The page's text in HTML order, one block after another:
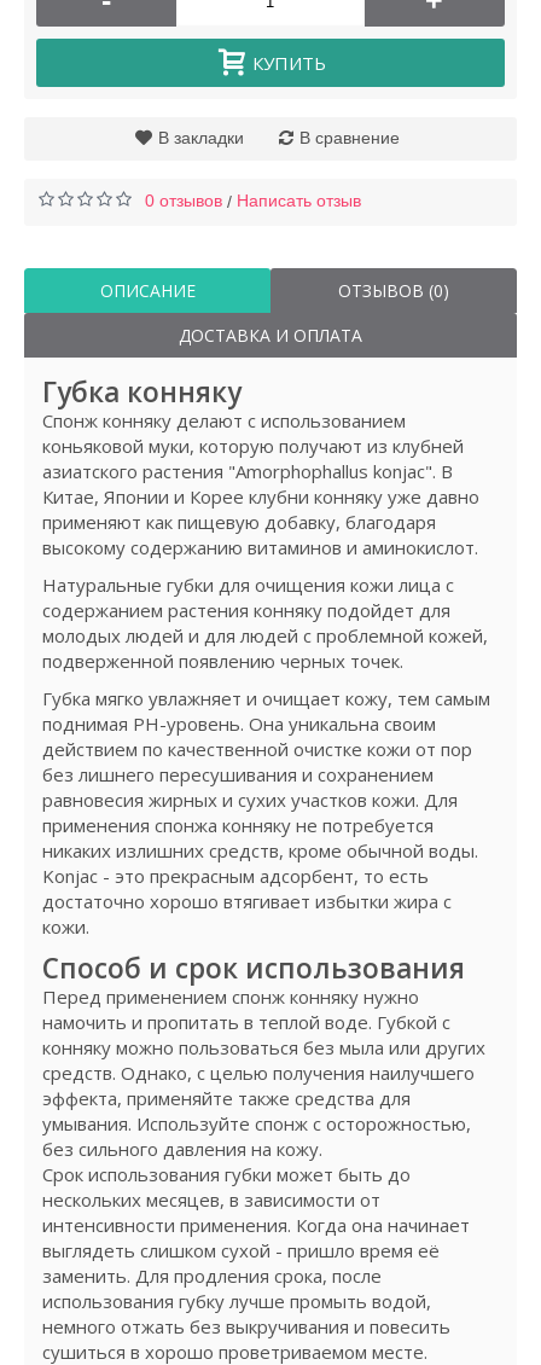
КУПИТЬ
В закладки В сравнение
0 отзывов / Написать отзыв
ОПИСАНИЕ
ОТЗЫВОВ (0)
ДОСТАВКА И ОПЛАТА
Губка конняку
Спонж конняку делают с использованием
коньяковой муки, которую получают из клубней
азиатского растения "Amorphophallus konjac". В
Китае, Японии и Корее клубни конняку уже давно
применяют как пищевую добавку, благодаря
высокому содержанию витаминов и аминокислот.
Натуральные губки для очищения кожи лица с
содержанием растения конняку подойдет для
молодых людей и для людей с проблемной кожей,
подверженной появлению черных точек.
Губка мягко увлажняет и очищает кожу, тем самым
поднимая PH-уровень. Она уникальна своим
действием по качественной очистке кожи от пор
без лишнего пересушивания и сохранением
равновесия жирных и сухих участков кожи. Для
применения спонжа конняку не потребуется
никаких излишних средств, кроме обычной воды.
Konjac - это прекрасным адсорбент, то есть
достаточно хорошо втягивает избытки жира с
кожи.
Способ и срок использования
Перед применением спонж конняку нужно
намочить и пропитать в теплой воде. Губкой с
конняку можно пользоваться без мыла или других
средств. Однако, с целью получения наилучшего
эффекта, применяйте также средства для
умывания. Используйте спонж с осторожностью,
без сильного давления на кожу.
Срок использования губки может быть до
нескольких месяцев, в зависимости от
интенсивности применения. Когда она начинает
выглядеть слишком сухой - пришло время её
заменить. Для продления срока, после
использования губку лучше промыть водой,
немного отжать без выкручивания и повесить
сушиться в хорошо проветриваемом месте.